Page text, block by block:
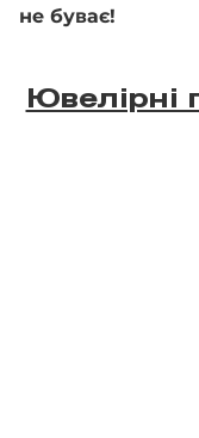
не буває!
Ювелірні